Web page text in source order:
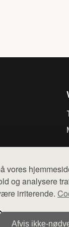
vores
og analysere
irriterende.
Afvis
sælges ikke